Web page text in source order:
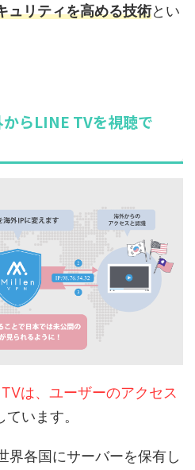
ュリティを高める技術とい
らLINE TVを視聴で
は、ユーザーのアクセス
ています。
界各国にサーバーを保有し